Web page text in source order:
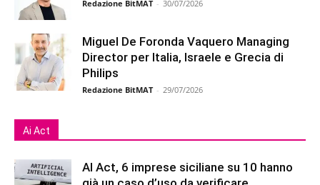
Redazione BitMAT - 30/07/2026
Miguel De Foronda Vaquero Managing
Director per Italia, Israele e Grecia di
Philips
Redazione BitMAT - 29/07/2026
Ai Act
AI Act, 6 imprese siciliane su 10 hanno